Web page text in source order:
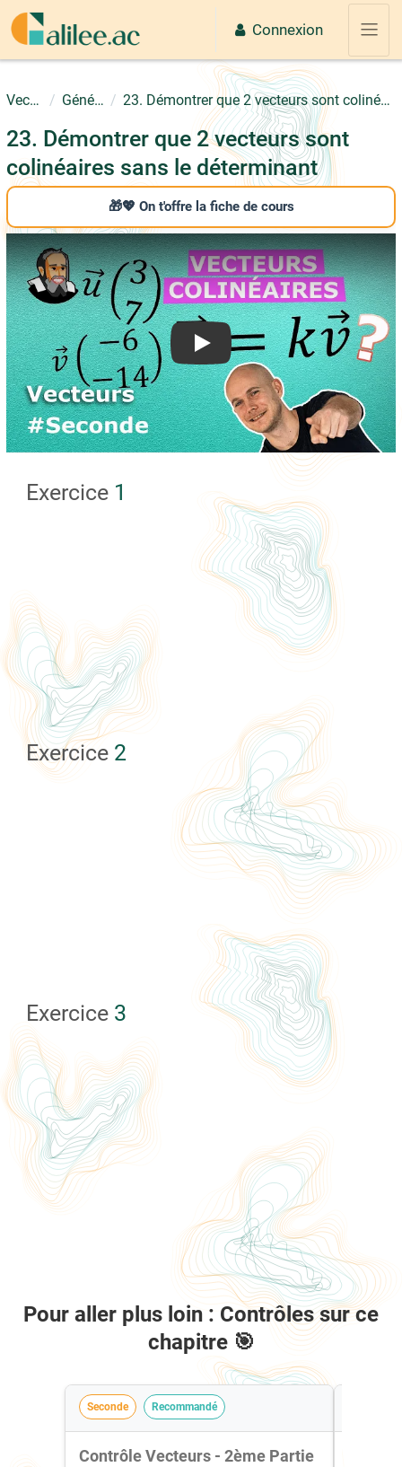
Passer au contenu principal
Connexion
Vecteurs Généralités 23. Démontrer que 2 vecteurs sont colinéaires sans le déterminant
23. Démontrer que 2 vecteurs sont
colinéaires sans le déterminant
🎁💖 On t'offre la fiche de cours
Exercice 1
Exercice 2
Exercice 3
Pour aller plus loin : Contrôles sur ce
chapitre 🎯
Seconde Recommandé
Contrôle Vecteurs - 2ème Partie